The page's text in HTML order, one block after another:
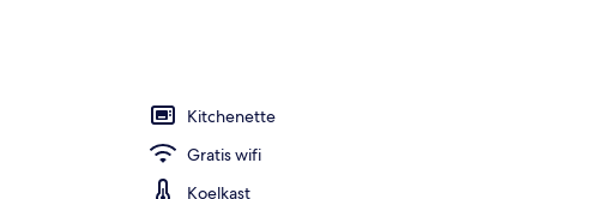
Kitchenette
Gratis wifi
Koelkast